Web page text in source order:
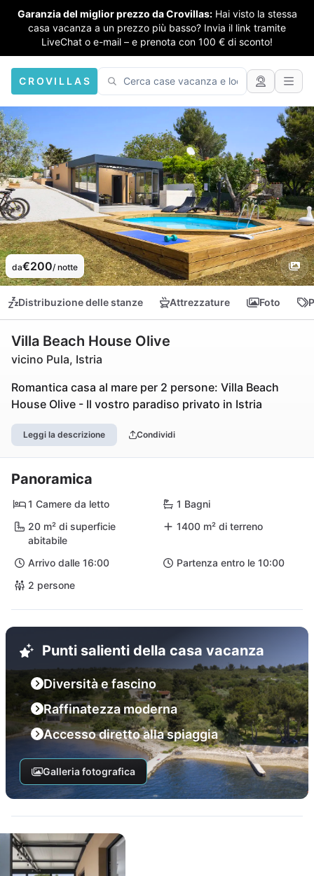
Garanzia del miglior prezzo da Crovillas: Hai visto la stessa
casa vacanza a un prezzo più basso? Invia il link tramite
LiveChat o e-mail – e prenota con 100 € di sconto!
CROVILLAS
da€200/ notte
Distribuzione delle stanze Attrezzature Foto
Villa Beach House Olive
vicino Pula, Istria
Romantica casa al mare per 2 persone: Villa Beach
House Olive - Il vostro paradiso privato in Istria
Leggi la descrizione Condividi
Panoramica
1 Camere da letto
1 Bagni
20 m² di superficie
abitabile
1400 m² di terreno
Arrivo dalle 16:00
Partenza entro le 10:00
2 persone
Punti salienti della casa vacanza
Diversità e fascino
Raffinatezza moderna
Accesso diretto alla spiaggia
Galleria fotografica